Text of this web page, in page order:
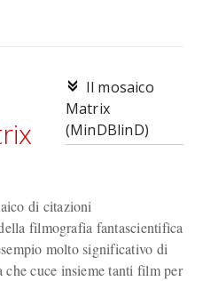
Il mosaico
Matrix
(MinDBlinD)
di citazioni
filmografia fantascientifica
molto significativo di
che cuce insieme tanti film per